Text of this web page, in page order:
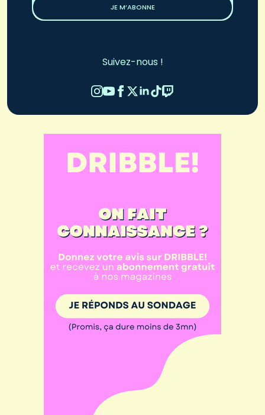
JE M’ABONNE
Suivez-nous !